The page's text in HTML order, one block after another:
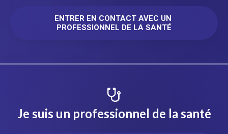
ENTRER EN CONTACT AVEC UN
PROFESSIONNEL DE LA SANTÉ
Je suis un professionnel de la santé